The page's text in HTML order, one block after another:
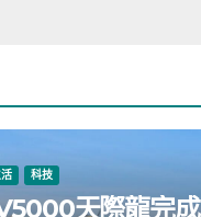
科技
天際龍完成